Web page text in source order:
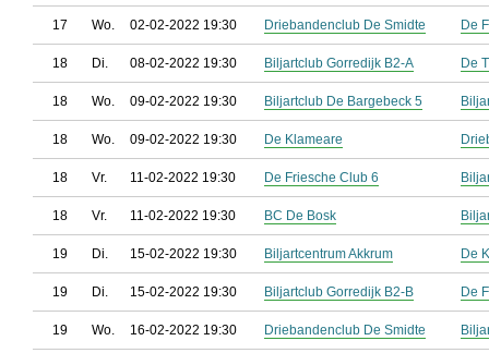
17 Wo. 02-02-2022 19:30 Driebandenclub De Smidte De
18 Di. 08-02-2022 19:30 Biljartclub Gorredijk B2-A De
18 Wo. 09-02-2022 19:30 Biljartclub De Bargebeck 5
18 Wo. 09-02-2022 19:30 De Klameare
18 Vr. 11-02-2022 19:30 De Friesche Club 6
18 Vr. 11-02-2022 19:30 BC De Bosk
19 Di. 15-02-2022 19:30 Biljartcentrum Akkrum De
19 Di. 15-02-2022 19:30 Biljartclub Gorredijk B2-B De
19 Wo. 16-02-2022 19:30 Driebandenclub De Smidte